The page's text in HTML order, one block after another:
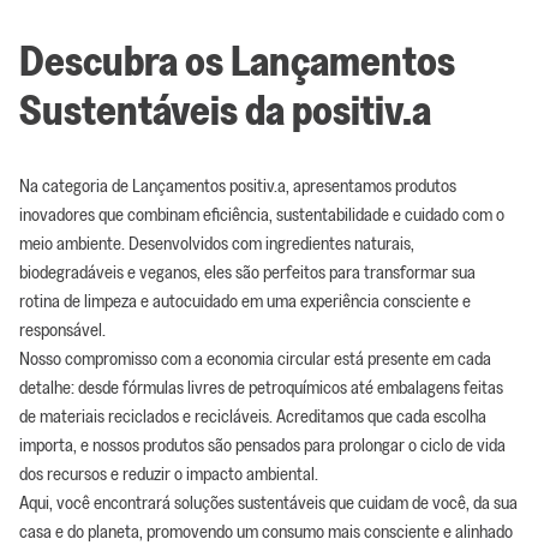
Descubra os Lançamentos
Sustentáveis da positiv.a
Na categoria de Lançamentos positiv.a, apresentamos produtos
inovadores que combinam eficiência, sustentabilidade e cuidado com o
meio ambiente. Desenvolvidos com ingredientes naturais,
biodegradáveis e veganos, eles são perfeitos para transformar sua
rotina de limpeza e autocuidado em uma experiência consciente e
responsável.
Nosso compromisso com a economia circular está presente em cada
detalhe: desde fórmulas livres de petroquímicos até embalagens feitas
de materiais reciclados e recicláveis. Acreditamos que cada escolha
importa, e nossos produtos são pensados para prolongar o ciclo de vida
dos recursos e reduzir o impacto ambiental.
Aqui, você encontrará soluções sustentáveis que cuidam de você, da sua
casa e do planeta, promovendo um consumo mais consciente e alinhado